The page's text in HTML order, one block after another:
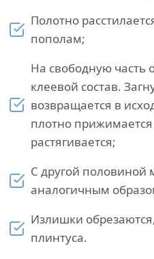
Полотно
пополам;
На свободную часть
клеевой состав.
возвращается в
плотно
растягивается;
С другой половиной
аналогичным
Излишки
плинтуса.